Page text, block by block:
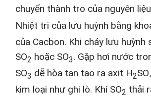
chuyển thành tro của nguyên
Nhiệt trị của lưu huỳnh bằng
của Cacbon. Khi cháy lưu huỳnh
SO2 hoặc SO3. Gặp hơi nước
SO3 dễ hòa tan tạo ra axit H2SO
kim loại như ghi lò. Khí SO2 thải